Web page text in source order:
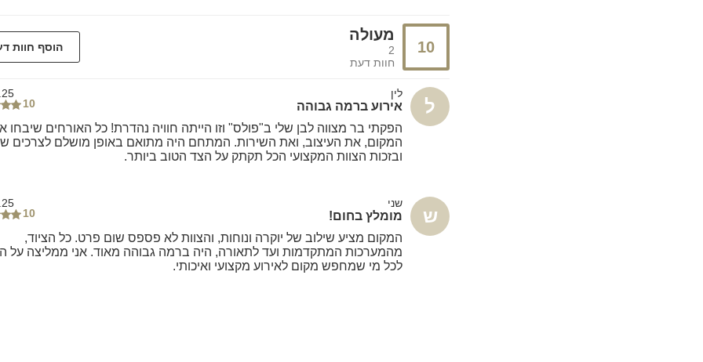
10
מעולה
2
חוות דעת
הוסף חוות
ל
לין
אירוע ברמה גבוהה
10
הפקתי בר מצווה לבן שלי ב"פולס" וזו הייתה חוויה נהדרת! כל האורחים שיבחו
המקום, את העיצוב, ואת השירות. המתחם היה מתואם באופן מושלם לצרכים
ובזכות הצוות המקצועי הכל תקתק על הצד הטוב ביותר.
ש
שני
מומלץ בחום!
10
המקום מציע שילוב של יוקרה ונוחות, והצוות לא פספס שום פרט. כל הציוד,
מהמערכות המתקדמות ועד לתאורה, היה ברמה גבוהה מאוד. אני ממליצה על
לכל מי שמחפש מקום לאירוע מקצועי ואיכותי.